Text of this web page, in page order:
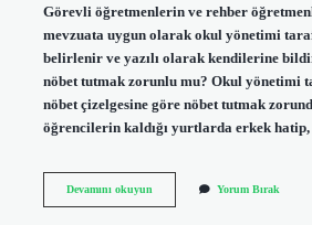
Görevli öğretmenlerin ve rehber
mevzuata uygun olarak okul yönetimi
belirlenir ve yazılı olarak kendilerine
nöbet tutmak zorunlu mu? Okul yönetimi
nöbet çizelgesine göre nöbet tutmak
öğrencilerin kaldığı yurtlarda erkek
Devamını okuyunPansiyonda
Yorum Bırak